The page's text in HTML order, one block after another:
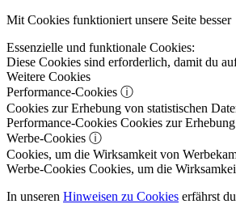
Mit Cookies funktioniert unsere Seite besser
Essenzielle und funktionale Cookies:
Diese Cookies sind erforderlich, damit du
Weitere Cookies
Performance-Cookies ⓘ
Cookies zur Erhebung von statistischen
Performance-Cookies Cookies zur
Werbe-Cookies ⓘ
Cookies, um die Wirksamkeit von
Werbe-Cookies Cookies, um die
In unseren Hinweisen zu Cookies erfährst